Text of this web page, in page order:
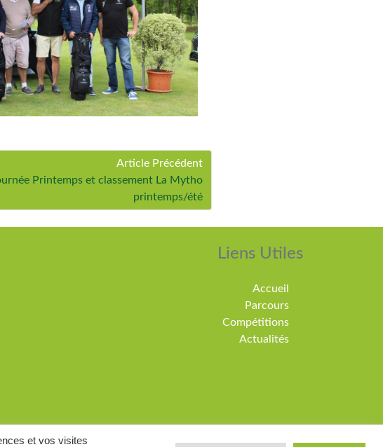
Article Précédent
Printemps et classement La Mytho
printemps/été
Liens Utiles
Accueil
Parcours
Compétitions
Actualités
et vos visites